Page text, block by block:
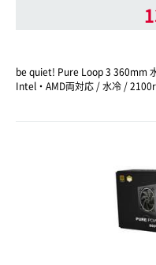
be quiet! Pure Loop 3 360mm
Intel・AMD両対応 / 水冷 /